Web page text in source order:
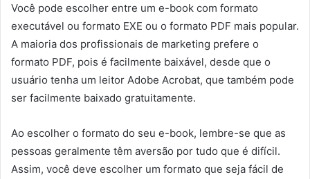
Você pode escolher entre um e-book com formato
executável ou formato EXE ou o formato PDF mais popular.
A maioria dos profissionais de marketing prefere o
formato PDF, pois é facilmente baixável, desde que o
usuário tenha um leitor Adobe Acrobat, que também pode
ser facilmente baixado gratuitamente.
Ao escolher o formato do seu e-book, lembre-se que as
pessoas geralmente têm aversão por tudo que é difícil.
Assim, você deve escolher um formato que seja fácil de